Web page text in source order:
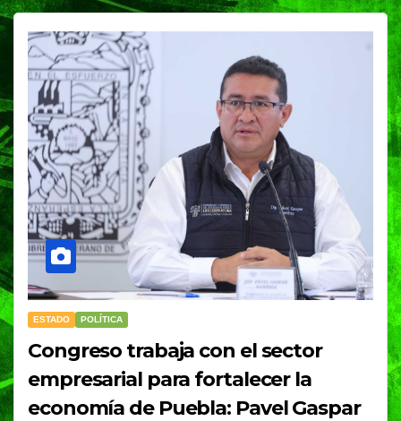
ESTADO POLÍTICA
Congreso trabaja con el sector
empresarial para fortalecer la
economía de Puebla: Pavel Gaspar